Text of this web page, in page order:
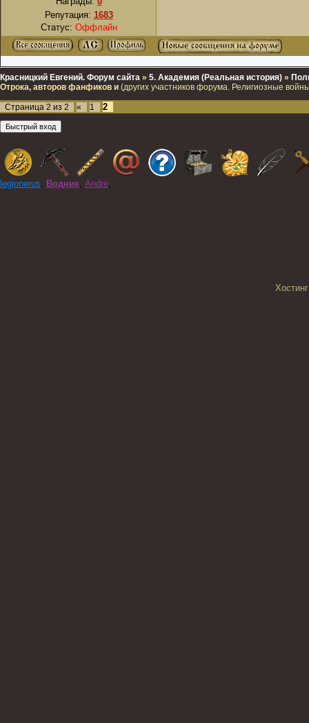
Репутация: 1683
Статус: Оффлайн
Красницкий Евгений. Форум сайта » 5. Академия (Реальная история) »
Отрока, авторов фанфиков и (других участников форума. Религиозные
Страница 2 из 2 « 1 2
legionerus, Водник, Andre,